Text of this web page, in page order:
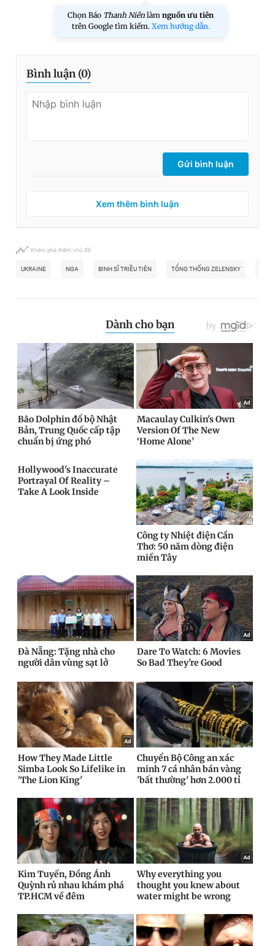
Chọn Báo Thanh Niên làm nguồn ưu tiên
trên Google tìm kiếm. Xem hướng dẫn.
Bình luận (0)
Gửi bình luận
Xem thêm bình luận
Khám phá thêm chủ đề
UKRAINE NGA BINH SĨ TRIỀU TIÊN TỔNG THỐNG ZELENSKY